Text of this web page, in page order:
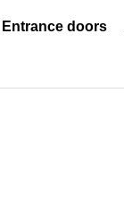
Entrance doors